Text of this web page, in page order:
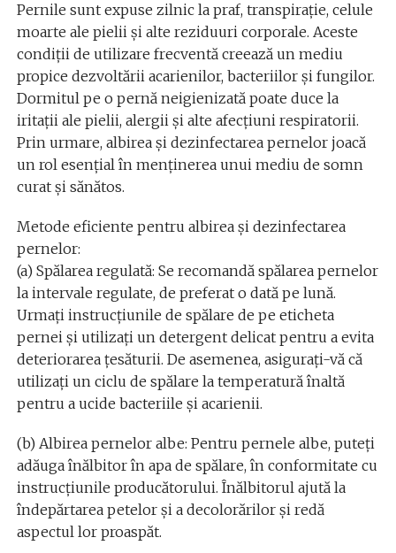
Pernile sunt expuse zilnic la praf, transpirație, celule
moarte ale pielii și alte reziduuri corporale. Aceste
condiții de utilizare frecventă creează un mediu
propice dezvoltării acarienilor, bacteriilor și fungilor.
Dormitul pe o pernă neigienizată poate duce la
iritații ale pielii, alergii și alte afecțiuni respiratorii.
Prin urmare, albirea și dezinfectarea pernelor joacă
un rol esențial în menținerea unui mediu de somn
curat și sănătos.
Metode eficiente pentru albirea și dezinfectarea
pernelor:
(a) Spălarea regulată: Se recomandă spălarea pernelor
la intervale regulate, de preferat o dată pe lună.
Urmați instrucțiunile de spălare de pe eticheta
pernei și utilizați un detergent delicat pentru a evita
deteriorarea țesăturii. De asemenea, asigurați-vă că
utilizați un ciclu de spălare la temperatură înaltă
pentru a ucide bacteriile și acarienii.
(b) Albirea pernelor albe: Pentru pernele albe, puteți
adăuga înălbitor în apa de spălare, în conformitate cu
instrucțiunile producătorului. Înălbitorul ajută la
îndepărtarea petelor și a decolorărilor și redă
aspectul lor proaspăt.